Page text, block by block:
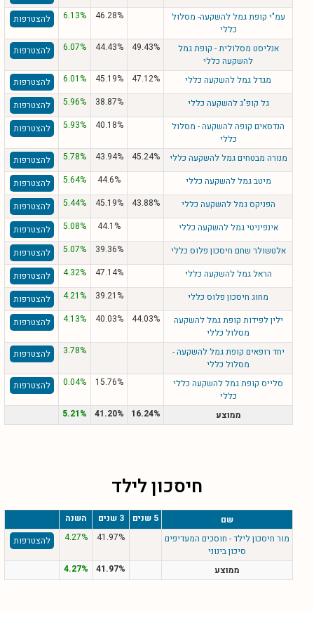
עמ"י קופת גמל להשקעה- מסלול
כללי
46.28%
6.13% להצטרפות
אנליסט מסלולית - קופת גמל
להשקעה כללי
49.43%
44.43%
6.07% להצטרפות
מגדל גמל להשקעה כללי 47.12%
45.19%
6.01%
להצטרפות
גל קופ"ג להשקעה כללי
38.87%
5.96%
להצטרפות
הנדסאים קופה להשקעה - מסלול
כללי
40.18%
5.93% להצטרפות
מנורה מבטחים גמל להשקעה כללי 45.24%
43.94%
5.78%
להצטרפות
מיטב גמל להשקעה כללי
44.6%
5.64%
להצטרפות
הפניקס גמל להשקעה כללי
43.88%
45.19%
5.44%
להצטרפות
אינפיניטי גמל להשקעה כללי
44.1%
5.08%
להצטרפות
אלטשולר שחם חיסכון פלוס כללי
39.36%
5.07%
להצטרפות
הראל גמל להשקעה כללי
47.14%
4.32%
להצטרפות
מחוג חיסכון פלוס כללי
39.21%
4.21%
להצטרפות
ילין לפידות קופת גמל להשקעה
מסלול כללי
44.03%
40.03%
4.13% להצטרפות
יחד רופאים קופת גמל להשקעה -
מסלול כללי
3.78% להצטרפות
סלייס קופת גמל להשקעה כללי
כללי
15.76%
0.04% להצטרפות
ממוצע 16.24%
41.20%
5.21%
חיסכון לילד
שם 5 שנים 3 שנים
השנה
מור חיסכון לילד - חוסכים המעדיפים
סיכון בינוני
41.97%
4.27% להצטרפות
ממוצע 41.97%
4.27%